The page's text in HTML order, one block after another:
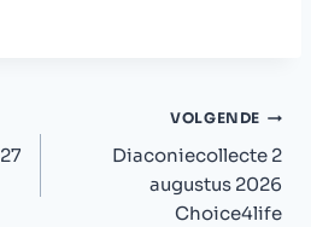
VOLGENDE
Diaconiecollecte 2
augustus 2026
Choice4life